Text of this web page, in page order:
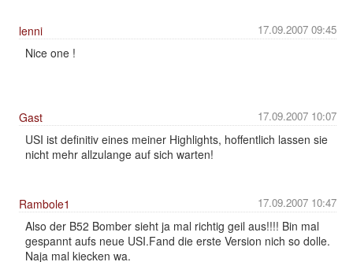
17.09.2007 09:45
lenni
Nice one !
17.09.2007 10:07
Gast
USI ist definitiv eines meiner Highlights, hoffentlich lassen sie
nicht mehr allzulange auf sich warten!
17.09.2007 10:47
Rambole1
Also der B52 Bomber sieht ja mal richtig geil aus!!!! Bin mal
gespannt aufs neue USI.Fand die erste Version nich so dolle.
Naja mal kiecken wa.